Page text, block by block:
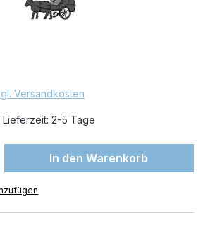
Versandkosten
2-5 Tage
Gib den
In den Warenkorb